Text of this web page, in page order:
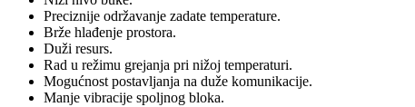
Preciznije održavanje zadate temperature.
Brže hlađenje prostora.
Duži resurs.
Rad u režimu grejanja pri nižoj temperaturi.
Mogućnost postavljanja na duže komunikacije.
Manje vibracije spoljnog bloka.